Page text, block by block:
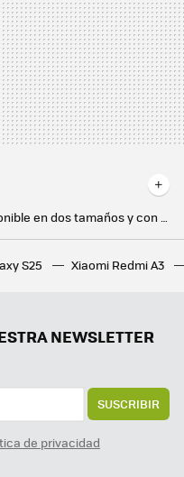
Google Pixel Watch 3: ahora disponible en dos tamaños y con una pantalla el doble de brillante que la generación anterior
El milenial japonés que hace negocio de la soledad: se alquila a sí mismo y gana 80.000 dólares al año... solo por estar
S25 Xiaomi Redmi A3
NEWSLETTER
SUSCRIBIR
de privacidad